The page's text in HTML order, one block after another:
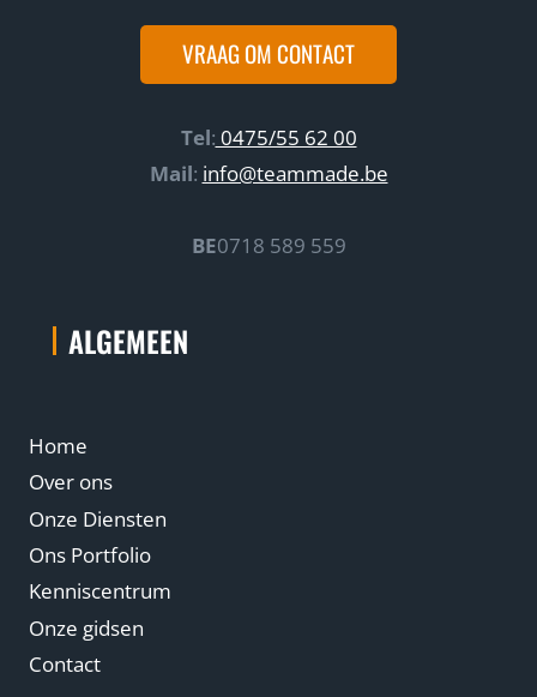
VRAAG OM CONTACT
Tel: 0475/55 62 00
Mail: info@teammade.be
BE0718 589 559
ALGEMEEN
Home
Over ons
Onze Diensten
Ons Portfolio
Kenniscentrum
Onze gidsen
Contact